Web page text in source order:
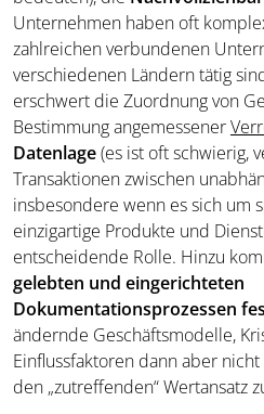
Unternehmen haben oft
zahlreichen verbundenen
verschiedenen Ländern tätig
erschwert die Zuordnung von
Bestimmung angemessener
Datenlage(es ist oft schwierig,
Transaktionen zwischen
insbesondere wenn es sich um
einzigartige Produkte und
entscheidende Rolle. Hinzu
gelebten und eingerichteten
Dokumentationsprozessen
ändernde Geschäftsmodelle,
Einflussfaktoren dann aber
den „zutreffenden“ Wertansatz